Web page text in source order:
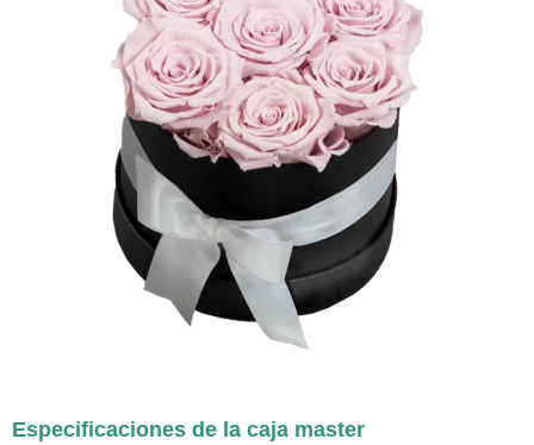
Especificaciones de la caja master